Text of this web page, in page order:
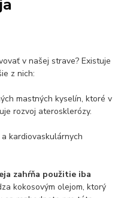
by malo batoľa meniť posteľ?
hračkyv našej strave? Existuje
z nich:
mastných kyselín, ktoré v
rozvoj aterosklerózy.
kardiovaskulárnych
zahŕňa použitie iba
kokosovým olejom, ktorý